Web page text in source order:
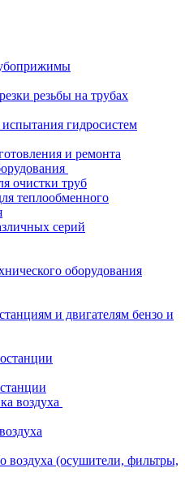
резьбы на трубах
гидросистем
и ремонта
очистки труб
теплообменного
серий
оборудования
и двигателям бензо и
воздуха
воздуха (осушители, фильтры,